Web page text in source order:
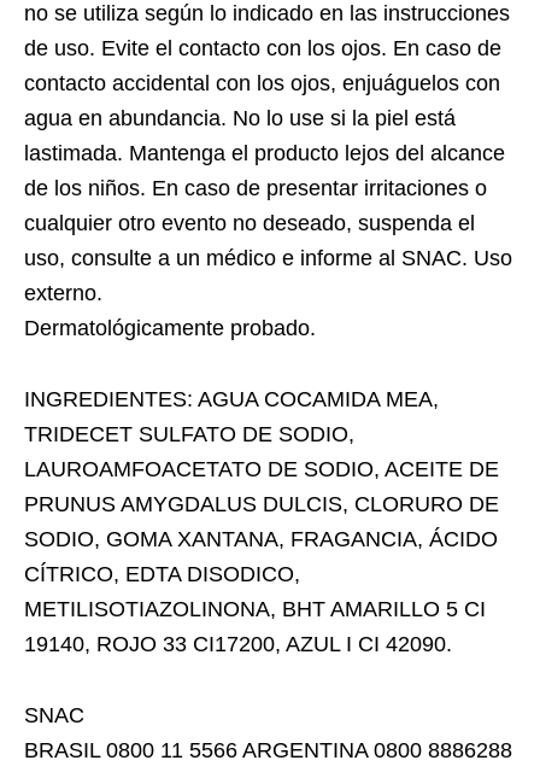
no se utiliza según lo indicado en las instrucciones
de uso. Evite el contacto con los ojos. En caso de
contacto accidental con los ojos, enjuáguelos con
agua en abundancia. No lo use si la piel está
lastimada. Mantenga el producto lejos del alcance
de los niños. En caso de presentar irritaciones o
cualquier otro evento no deseado, suspenda el
uso, consulte a un médico e informe al SNAC. Uso
externo.
Dermatológicamente probado.
INGREDIENTES: AGUA COCAMIDA MEA,
TRIDECET SULFATO DE SODIO,
LAUROAMFOACETATO DE SODIO, ACEITE DE
PRUNUS AMYGDALUS DULCIS, CLORURO DE
SODIO, GOMA XANTANA, FRAGANCIA, ÁCIDO
CÍTRICO, EDTA DISODICO,
METILISOTIAZOLINONA, BHT AMARILLO 5 CI
19140, ROJO 33 CI17200, AZUL I CI 42090.
SNAC
BRASIL 0800 11 5566 ARGENTINA 0800 8886288